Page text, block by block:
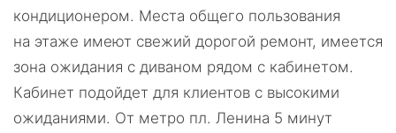
кондиционером. Места общего пользования
на этаже имеют свежий дорогой ремонт, имеется
зона ожидания с диваном рядом с кабинетом.
Кабинет подойдет для клиентов с высокими
ожиданиями. От метро пл. Ленина 5 минут